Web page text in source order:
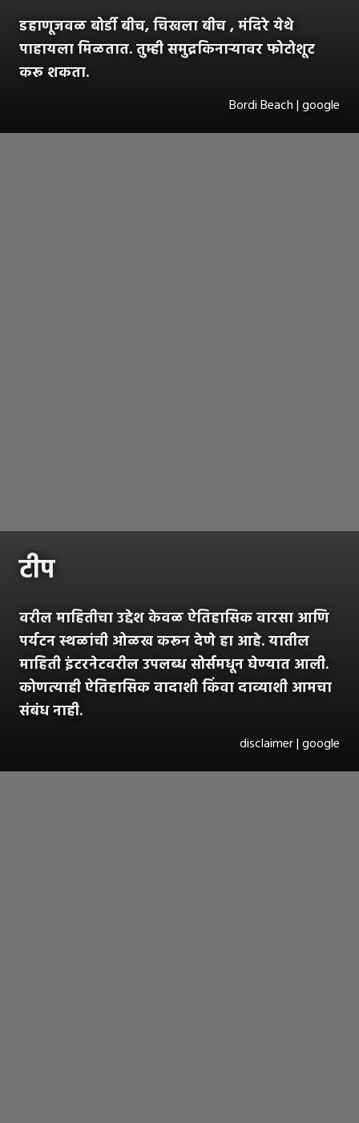
डहाणूजवळ बोर्डी बीच, चिखला बीच , मंदिरे येथे
पाहायला मिळतात. तुम्ही समुद्रकिनाऱ्यावर फोटोशूट
करू शकता.
Bordi Beach | google
टीप
वरील माहितीचा उद्देश केवळ ऐतिहासिक वारसा आणि
पर्यटन स्थळांची ओळख करून देणे हा आहे. यातील
माहिती इंटरनेटवरील उपलब्ध सोर्समधून घेण्यात आली.
कोणत्याही ऐतिहासिक वादाशी किंवा दाव्याशी आमचा
संबंध नाही.
disclaimer | google